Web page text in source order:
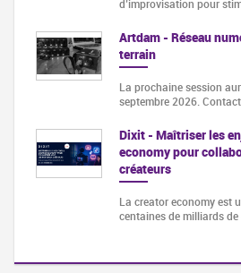
d’improvisation pour
Artdam - Réseau
terrain
La prochaine session
septembre 2026.
Dixit - Maîtriser les
economy pour
créateurs
La creator economy est
centaines de milliards